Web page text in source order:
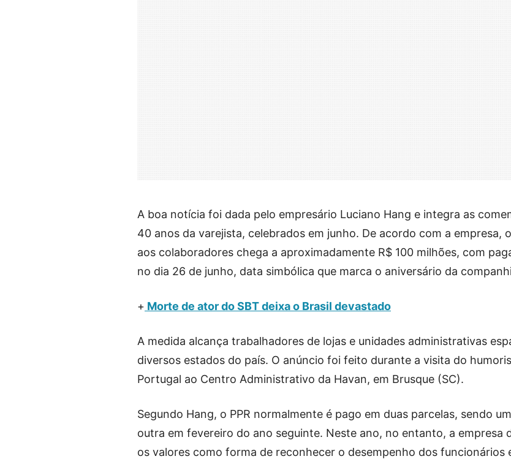
A boa notícia foi dada pelo empresário Luciano Hang e integra as
40 anos da varejista, celebrados em junho. De acordo com a empresa,
aos colaboradores chega a aproximadamente R$ 100 milhões, com
no dia 26 de junho, data simbólica que marca o aniversário da
+ Morte de ator do SBT deixa o Brasil devastado
A medida alcança trabalhadores de lojas e unidades administrativas
diversos estados do país. O anúncio foi feito durante a visita do
Portugal ao Centro Administrativo da Havan, em Brusque (SC).
Segundo Hang, o PPR normalmente é pago em duas parcelas, sendo
outra em fevereiro do ano seguinte. Neste ano, no entanto, a empresa
os valores como forma de reconhecer o desempenho dos funcionários